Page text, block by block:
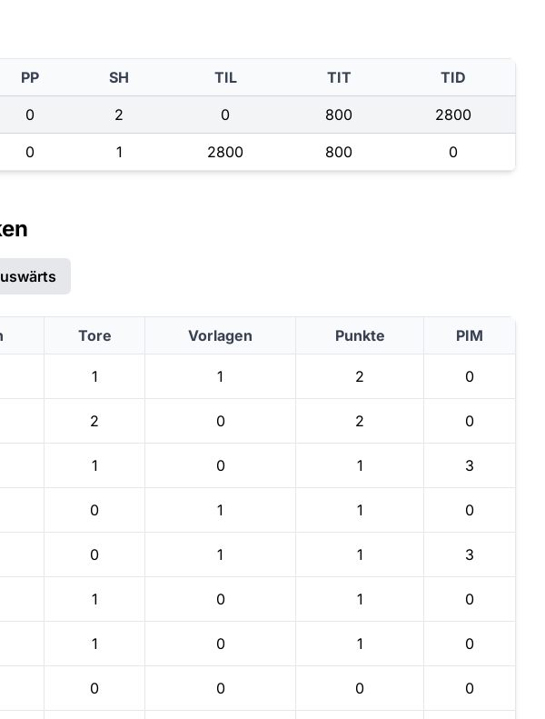
PP SH TIL TIT TID
0 2 0 800 2800
0 1 2800 800 0
Tore Vorlagen Punkte PIM
1 1 2 0
2 0 2 0
1 0 1 3
0 1 1 0
0 1 1 3
1 0 1 0
1 0 1 0
0 0 0 0